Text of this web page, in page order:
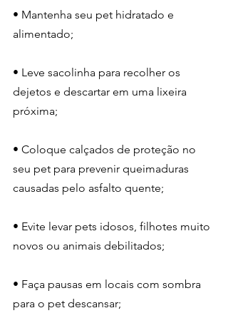
• Mantenha seu pet hidratado e
alimentado;
• Leve sacolinha para recolher os
dejetos e descartar em uma lixeira
próxima;
• Coloque calçados de proteção no
seu pet para prevenir queimaduras
causadas pelo asfalto quente;
• Evite levar pets idosos, filhotes muito
novos ou animais debilitados;
• Faça pausas em locais com sombra
para o pet descansar;